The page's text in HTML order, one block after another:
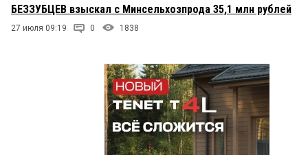
БЕЗЗУБЦЕВ взыскал с Минсельхозпрода 35,1 млн рублей
27 июля 09:19 0 1838